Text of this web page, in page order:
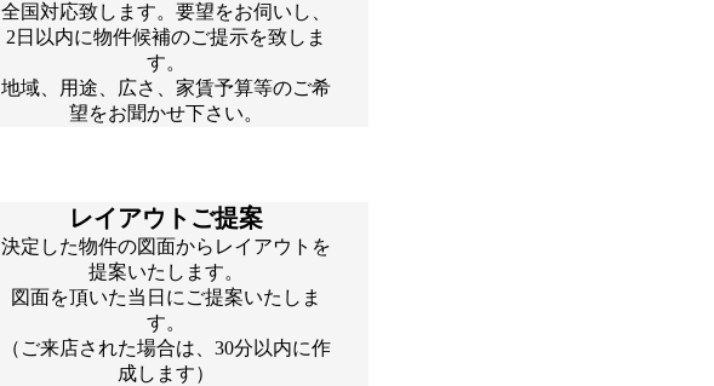
全国対応致します。要望をお伺いし、
2日以内に物件候補のご提示を致しま
す。
地域、用途、広さ、家賃予算等のご希
望をお聞かせ下さい。
レイアウトご提案
決定した物件の図面からレイアウトを
提案いたします。
図面を頂いた当日にご提案いたしま
す。
（ご来店された場合は、30分以内に作
成します）